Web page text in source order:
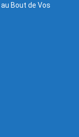
au Bout de Vos